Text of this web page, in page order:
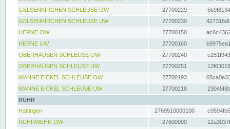
GELSENKIRCHEN SCHLEUSE OW
27700229
GELSENKIRCHEN SCHLEUSE UW
27700230
HERNE OW
27700150
HERNE UW
27700160
OBERHAUSEN SCHLEUSE OW
27700240
OBERHAUSEN SCHLEUSE UW
27700251
WANNE EICKEL SCHLEUSE OW
27700193
WANNE EICKEL SCHLEUSE UW
27700218
RUHR
Hattingen
2769510000100
RUHRWEHR OW
27600090